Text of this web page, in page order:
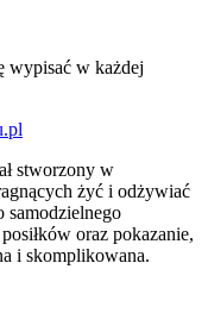
wypisać w każdej
stworzony w
żyć i odżywiać
samodzielnego
oraz pokazanie,
i skomplikowana.